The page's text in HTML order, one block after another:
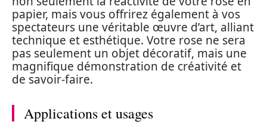
papier, mais vous offrirez également à vos
spectateurs une véritable œuvre d’art, alliant
technique et esthétique. Votre rose ne sera
pas seulement un objet décoratif, mais une
magnifique démonstration de créativité et
de savoir-faire.
Applications et usages